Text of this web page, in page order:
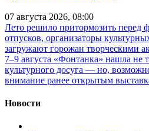
07 августа 2026, 08:00
Лето решило притормозить перед
отпусков, организаторы
загружают горожан творческими
7–9 августа «Фонтанка» нашла не
культурного досуга — но,
внимание ранее открытым
Новости